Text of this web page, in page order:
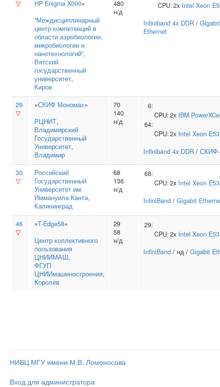
▽
HP Enigma X000»
"Междисциплинарный
центр компетенций в
области аэробиологии,
микробиологии и
нанотехнологий",
Вятский
государственный
университет,
Киров
480
н/д
CPU:2x Intel Xeon
Infiniband 4x DDR /
Ethernet
29
▽
«СКИФ Мономах»
РЦНИТ,
Владимирский
Государственный
Университет,
Владимир
70
140
н/д
6:
CPU:2x IBM
64:
CPU:2x Intel Xeon
Infiniband 4x DDR / СКИФ-
30
▽
Российский
Государственный
Университет им.
Иммануила Канта,
Калининград
68
136
н/д
68:
CPU:2x Intel Xeon
InfiniBand / Gigabit
46
▽
«T-Edge58»
Центр коллективного
пользования
ЦНИИМАШ,
ФГУП
ЦНИИмашиностроения,
Королев
29
58
н/д
29:
CPU:2x Intel Xeon
InfiniBand / нд / Gigabit
НИВЦ МГУ имени М.В. Ломоносова
Вход для администратора